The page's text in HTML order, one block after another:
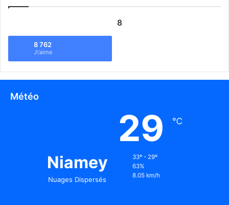
8
8 762
J\'aime
Météo
Niamey
Nuages Dispersés
29 ℃
33º - 29º
63%
8.05 km/h